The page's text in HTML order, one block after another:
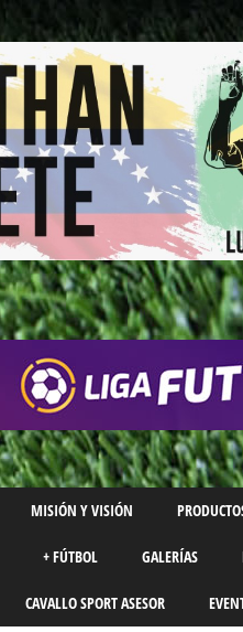
MISIÓN Y VISIÓN
+ FÚTBOL GALERÍAS
CAVALLO SPORT ASESOR